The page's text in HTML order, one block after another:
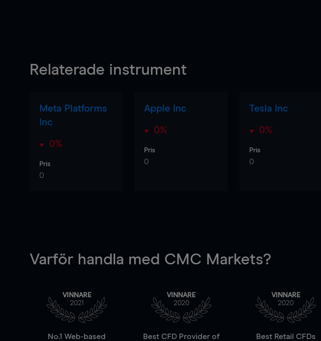
Relaterade instrument
Meta Platforms
Inc
0%
Pris
0
Apple Inc
0%
Pris
0
Tesla Inc
0%
Pris
0
Varför handla med CMC Markets?
VINNARE
2021
No.1 Web-based
VINNARE
2020
Best CFD Provider of
VINNARE
2020
Best Retail CFDs